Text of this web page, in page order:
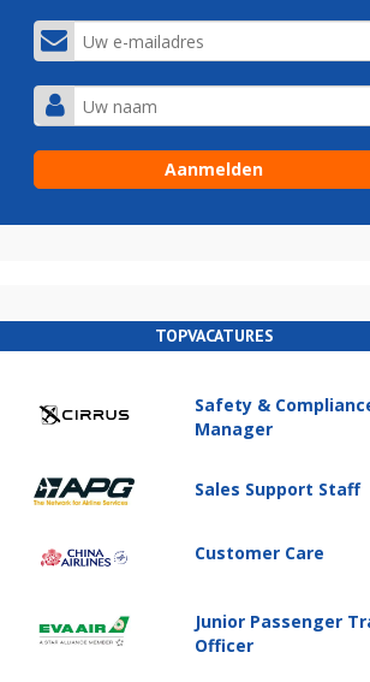
TOPVACATURES
Safety &
Manager
Sales Support Staff
Customer Care
Junior Passenger
Officer